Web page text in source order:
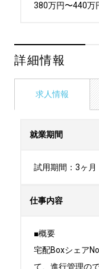
380万円〜440万
詳細情報
求人情報
就業期間
試用期間：3ヶ月
仕事内容
■概要
宅配Boxシェア
て、進行管理の